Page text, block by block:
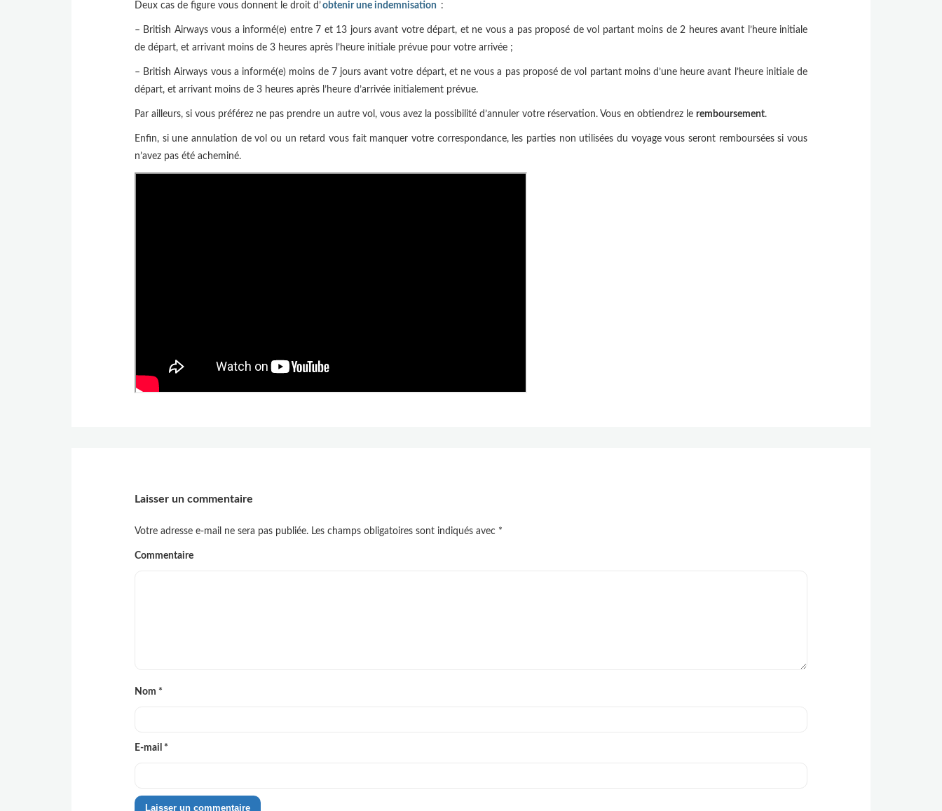
Deux cas de figure vous donnent le droit d’obtenir une indemnisation :
– British Airways vous a informé(e) entre 7 et 13 jours avant votre départ, et ne vous a pas proposé de vol partant moins de 2 heures avant l’heure initiale
de départ, et arrivant moins de 3 heures après l’heure initiale prévue pour votre arrivée ;
– British Airways vous a informé(e) moins de 7 jours avant votre départ, et ne vous a pas proposé de vol partant moins d’une heure avant l’heure initiale de
départ, et arrivant moins de 3 heures après l’heure d’arrivée initialement prévue.
Par ailleurs, si vous préférez ne pas prendre un autre vol, vous avez la possibilité d’annuler votre réservation. Vous en obtiendrez le remboursement.
Enfin, si une annulation de vol ou un retard vous fait manquer votre correspondance, les parties non utilisées du voyage vous seront remboursées si vous
n’avez pas été acheminé.
Laisser un commentaire
Votre adresse e-mail ne sera pas publiée. Les champs obligatoires sont indiqués avec *
Commentaire
Nom *
E-mail *